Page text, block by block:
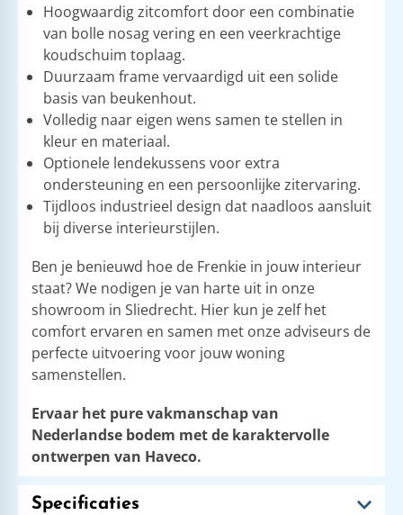
Hoogwaardig zitcomfort door een combinatie
van bolle nosag vering en een veerkrachtige
koudschuim toplaag.
Duurzaam frame vervaardigd uit een solide
basis van beukenhout.
Volledig naar eigen wens samen te stellen in
kleur en materiaal.
Optionele lendekussens voor extra
ondersteuning en een persoonlijke zitervaring.
Tijdloos industrieel design dat naadloos aansluit
bij diverse interieurstijlen.
Ben je benieuwd hoe de Frenkie in jouw interieur
staat? We nodigen je van harte uit in onze
showroom in Sliedrecht. Hier kun je zelf het
comfort ervaren en samen met onze adviseurs de
perfecte uitvoering voor jouw woning
samenstellen.
Ervaar het pure vakmanschap van
Nederlandse bodem met de karaktervolle
ontwerpen van Haveco.
Specificaties